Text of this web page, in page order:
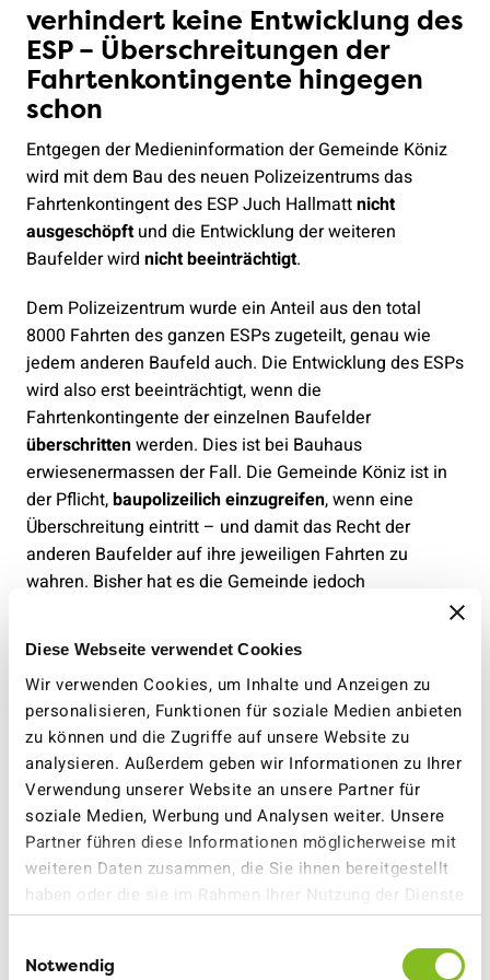
Diese Webseite verwendet Cookies
Wir verwenden Cookies, um Inhalte und Anzeigen zu
personalisieren, Funktionen für soziale Medien anbieten
zu können und die Zugriffe auf unsere Website zu
analysieren. Außerdem geben wir Informationen zu Ihrer
Verwendung unserer Website an unsere Partner für
soziale Medien, Werbung und Analysen weiter. Unsere
Partner führen diese Informationen möglicherweise mit
weiteren Daten zusammen, die Sie ihnen bereitgestellt
haben oder die sie im Rahmen Ihrer Nutzung der Dienste
gesammelt haben.
Notwendig
verhindert keine Entwicklung des
ESP – Überschreitungen der
Fahrtenkontingente hingegen
schon
Entgegen der Medieninformation der Gemeinde Köniz
wird mit dem Bau des neuen Polizeizentrums das
Fahrtenkontingent des ESP Juch Hallmattnicht
ausgeschöpftund die Entwicklung der weiteren
Baufelder wird nicht beeinträchtigt.
Dem Polizeizentrum wurde ein Anteil aus den total
8000 Fahrten des ganzen ESPs zugeteilt, genau wie
jedem anderen Baufeld auch. Die Entwicklung des ESPs
wird also erst beeinträchtigt, wenn die
Fahrtenkontingente der einzelnen Baufelder
überschrittenwerden. Dies ist bei Bauhaus
erwiesenermassen der Fall. Die Gemeinde Köniz ist in
der Pflicht,baupolizeilich einzugreifen, wenn eine
Überschreitung eintritt – und damit das Recht der
anderen Baufelder auf ihre jeweiligen Fahrten zu
wahren. Bisher hat es die Gemeinde jedoch
Massnahmen anzuordnen.
Ob das Polizeizentrum sein Fahrtenkontingent
einhalten wird oder nicht, lässt sich nicht schon vor der
Eröffnung sagen. Umso erstaunlicher ist es, dass die
Polizei nun als Begründung herhalten muss, um das
Fahrtenkontingent im ganzen ESP zu erhöhen – ganz
so, als würde eine Überschreitung auch beim
Polizeizentrum bereits heute erwartet. Und dies, obwohl
das neue Polizeizentrum über ein minutiös
ausgearbeitetes Mobilitätskonzept verfügt, welches die
Einhaltung des Fahrtenkontingents sicherstellt.
Hier gilt, genau wie bei Bauhaus auch:
Kein Baufeld